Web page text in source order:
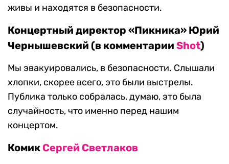
живы и находятся в безопасности.
Концертный директор «Пикника» Юрий
Чернышевский (в комментарии Shot)
Мы эвакуировались, в безопасности. Слышали
хлопки, скорее всего, это были выстрелы.
Публика только собралась, думаю, это была
случайность, что именно перед нашим
концертом.
Комик Сергей Светлаков